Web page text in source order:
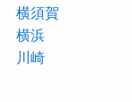
横須賀
横浜
川崎